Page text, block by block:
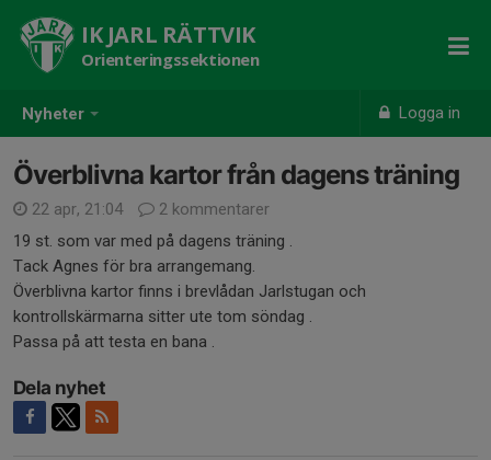
Nyheter Logga in
IK JARL RÄTTVIK
Orienteringssektionen
Överblivna kartor från dagens träning
22 apr, 21:04
2 kommentarer
19 st. som var med på dagens träning .
Tack Agnes för bra arrangemang.
Överblivna kartor finns i brevlådan Jarlstugan och
kontrollskärmarna sitter ute tom söndag .
Passa på att testa en bana .
Dela nyhet